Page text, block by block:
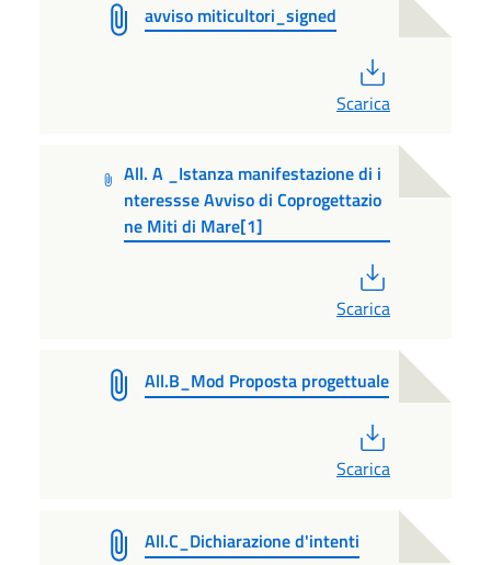
avviso miticultori_signed
Scarica
All. A _Istanza manifestazione di i
nteressse Avviso di Coprogettazio
ne Miti di Mare[1]
Scarica
All.B_Mod Proposta progettuale
Scarica
All.C_Dichiarazione d'intenti